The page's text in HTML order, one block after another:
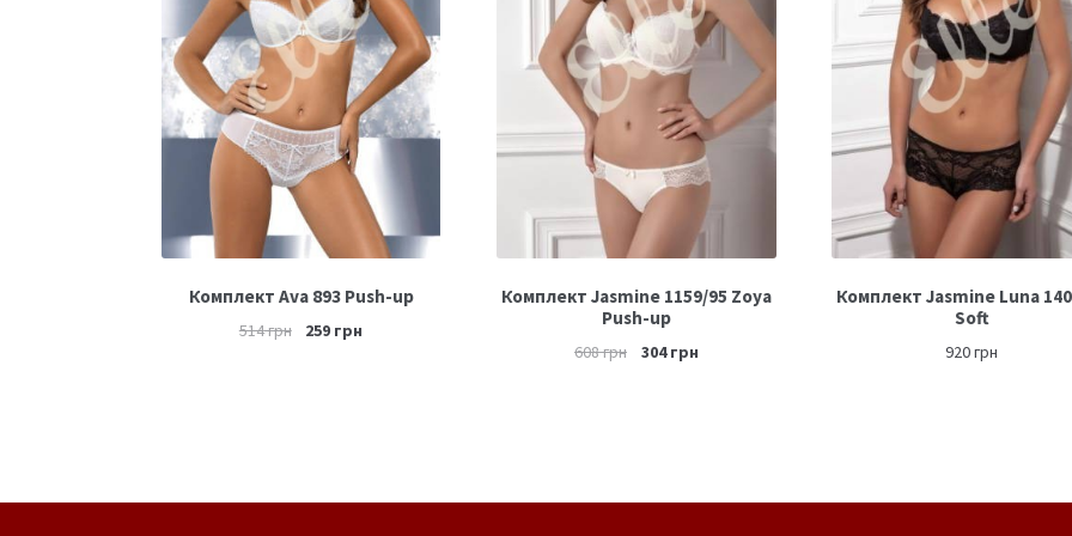
Комплект Ava 893 Push-up
514грн 259 грн
Комплект Jasmine 1159/95 Zoya
Push-up
608грн 304грн
Комплект Jasmine Luna
Soft
920грн